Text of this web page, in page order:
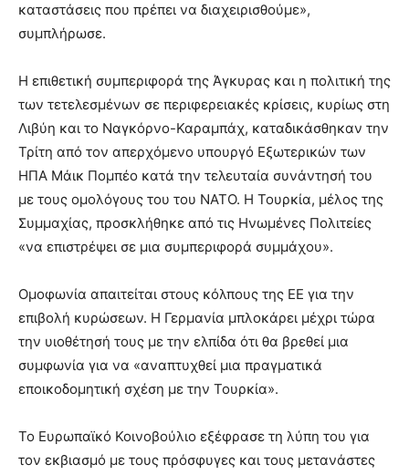
καταστάσεις που πρέπει να διαχειρισθούμε»,
συμπλήρωσε.
Η επιθετική συμπεριφορά της Άγκυρας και η πολιτική της
των τετελεσμένων σε περιφερειακές κρίσεις, κυρίως στη
Λιβύη και το Ναγκόρνο-Καραμπάχ, καταδικάσθηκαν την
Τρίτη από τον απερχόμενο υπουργό Εξωτερικών των
ΗΠΑ Μάικ Πομπέο κατά την τελευταία συνάντησή του
με τους ομολόγους του του ΝΑΤΟ. Η Τουρκία, μέλος της
Συμμαχίας, προσκλήθηκε από τις Ηνωμένες Πολιτείες
«να επιστρέψει σε μια συμπεριφορά συμμάχου».
Ομοφωνία απαιτείται στους κόλπους της ΕΕ για την
επιβολή κυρώσεων. Η Γερμανία μπλοκάρει μέχρι τώρα
την υιοθέτησή τους με την ελπίδα ότι θα βρεθεί μια
συμφωνία για να «αναπτυχθεί μια πραγματικά
εποικοδομητική σχέση με την Τουρκία».
Το Ευρωπαϊκό Κοινοβούλιο εξέφρασε τη λύπη του για
τον εκβιασμό με τους πρόσφυγες και τους μετανάστες